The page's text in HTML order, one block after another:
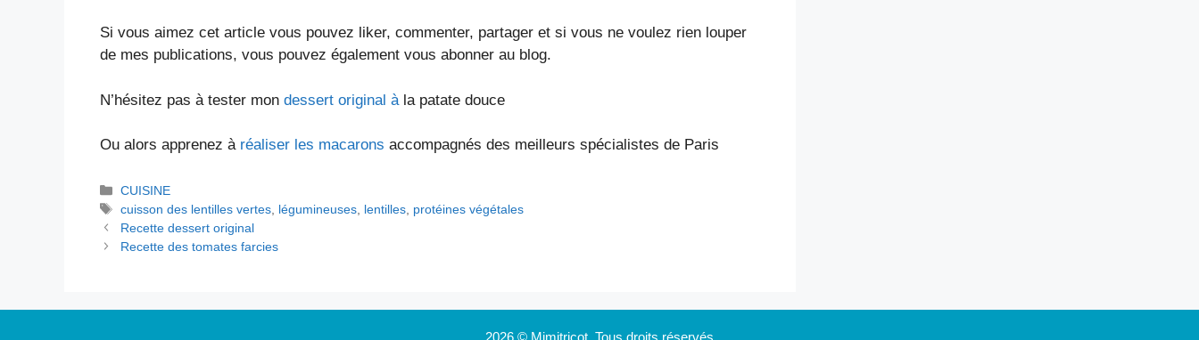
Si vous aimez cet article vous pouvez liker, commenter, partager et si vous ne voulez rien louper
de mes publications, vous pouvez également vous abonner au blog.
N’hésitez pas à tester mon dessert original à la patate douce
Ou alors apprenez à réaliser les macarons accompagnés des meilleurs spécialistes de Paris
Catégories
CUISINE
Étiquettes
cuisson des lentilles vertes légumineuses lentilles protéines végétales
Recette dessert original
Recette des tomates farcies
2026 © Mimitricot. Tous droits réservés